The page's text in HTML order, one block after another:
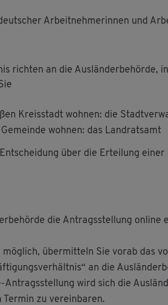
Ar­beit­neh­me­rin­nen und
rich­ten an die Aus­län­der­be­hör­de,
Kreis­stadt woh­nen: die
woh­nen: das Land­rats­amt
über die Er­tei­lung
die An­trags­stel­lung on­line
über­mit­teln Sie vorab das
an die
wird sich die
Ter­min zu ver­ein­ba­ren.